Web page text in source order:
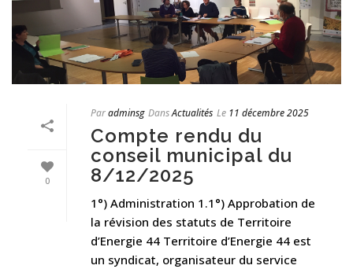
0
Paradminsg DansActualités Le 11 décembre 2025
Compte rendu du
conseil municipal du
8/12/2025
1°) Administration 1.1°) Approbation de
la révision des statuts de Territoire
d’Energie 44 Territoire d’Energie 44 est
un syndicat, organisateur du service